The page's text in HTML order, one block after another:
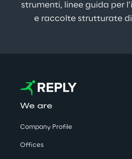
strumenti, linee guida per
e raccolte strutturate
We are
Company Profile
Offices